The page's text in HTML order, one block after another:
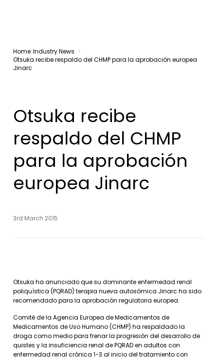
Home Industry News
Otsuka recibe respaldo del CHMP para la aprobación europea
Jinarc
Otsuka recibe
respaldo del CHMP
para la aprobación
europea Jinarc
3rd March 2015
Otsuka ha anunciado que su dominante enfermedad renal
poliquística (PQRAD) terapia nueva autosómica Jinarc ha sido
recomendado para la aprobación regulatoria europea.
Comité de la Agencia Europea de Medicamentos de
Medicamentos de Uso Humano (CHMP) ha respaldado la
droga como medio para frenar la progresión del desarrollo de
quistes y la insuficiencia renal de PQRAD en adultos con
enfermedad renal crónica 1-3 al inicio del tratamiento con